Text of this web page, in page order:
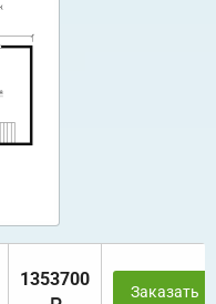
1353700
Заказать